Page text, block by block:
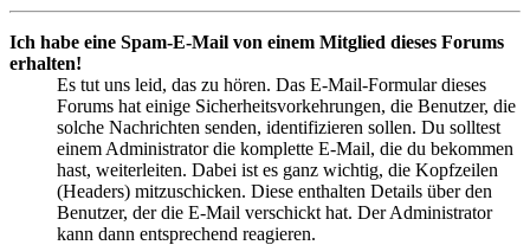
Ich habe eine Spam-E-Mail von einem Mitglied dieses Forums
erhalten!
Es tut uns leid, das zu hören. Das E-Mail-Formular dieses
Forums hat einige Sicherheitsvorkehrungen, die Benutzer, die
solche Nachrichten senden, identifizieren sollen. Du solltest
einem Administrator die komplette E-Mail, die du bekommen
hast, weiterleiten. Dabei ist es ganz wichtig, die Kopfzeilen
(Headers) mitzuschicken. Diese enthalten Details über den
Benutzer, der die E-Mail verschickt hat. Der Administrator
kann dann entsprechend reagieren.